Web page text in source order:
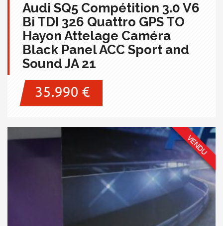
Audi SQ5 Compétition 3.0 V6
Bi TDI 326 Quattro GPS TO
Hayon Attelage Caméra
Black Panel ACC Sport and
Sound JA 21
35.990 €